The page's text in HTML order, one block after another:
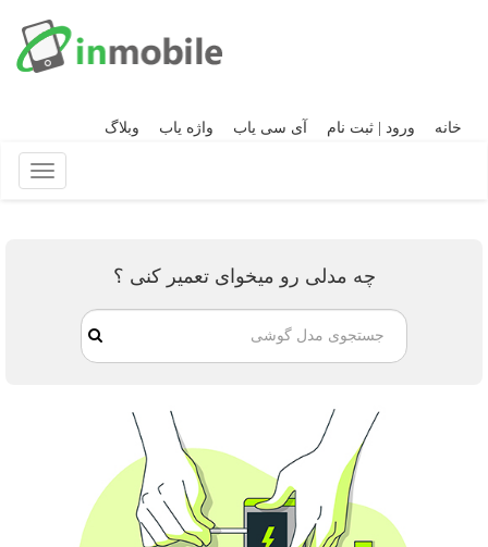
خانه ورود | ثبت نام آی سی یاب واژه یاب وبلاگ
چه مدلی رو میخوای تعمیر کنی ؟